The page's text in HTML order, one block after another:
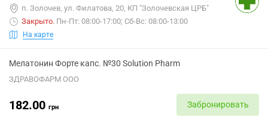
п. Золочев, ул. Филатова, 20, КП "Золочевская ЦРБ"
Закрыто. Пн-Пт: 08:00-17:00; Сб-Вс: 08:00-13:00
На карте
Мелатонин Форте капс. №30 Solution Pharm
ЗДРАВОФАРМ ООО
182.00 грн Забронировать